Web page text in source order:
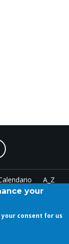
A_Z
your
consent for us